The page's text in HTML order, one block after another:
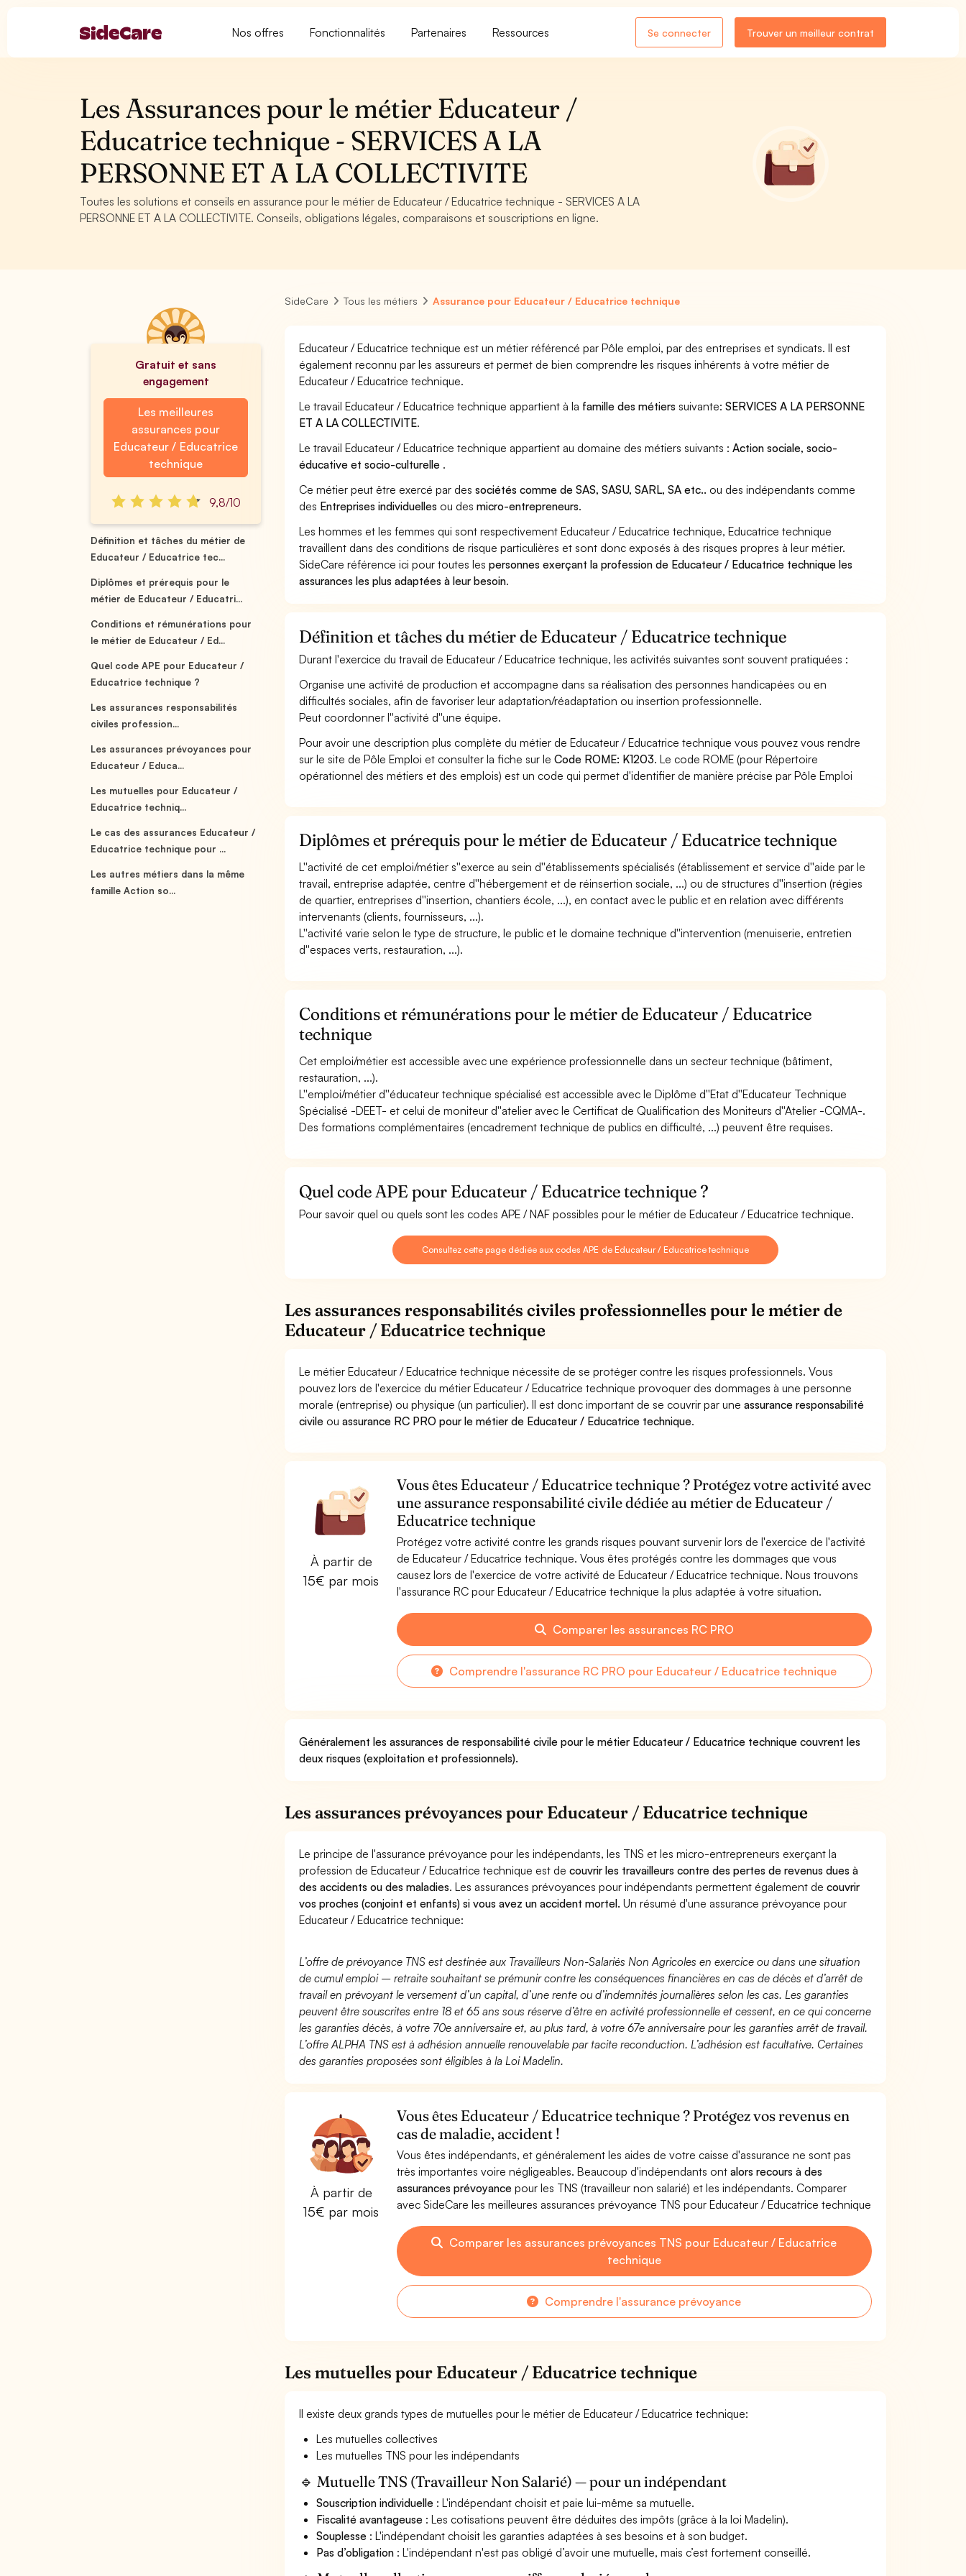
Nos offres Fonctionnalités Partenaires Ressources Se connecter Trouver un meilleur contrat
Les Assurances pour le métier Educateur /
Educatrice technique - SERVICES A LA
PERSONNE ET A LA COLLECTIVITE
Toutes les solutions et conseils en assurance pour le métier de Educateur / Educatrice technique - SERVICES A LA
PERSONNE ET A LA COLLECTIVITE. Conseils, obligations légales, comparaisons et souscriptions en ligne.
Gratuit et sans
engagement
Les meilleures
assurances pour
Educateur / Educatrice
technique
9,8/10
Définition et tâches du métier de
Educateur / Educatrice tec...
Diplômes et prérequis pour le
métier de Educateur / Educatri...
Conditions et rémunérations pour
le métier de Educateur / Ed...
Quel code APE pour Educateur /
Educatrice technique ?
Les assurances responsabilités
civiles profession...
Les assurances prévoyances pour
Educateur / Educa...
Les mutuelles pour Educateur /
Educatrice techniq...
Le cas des assurances Educateur /
Educatrice technique pour ...
Les autres métiers dans la même
famille Action so...
SideCare Tous les métiers Assurance pour Educateur / Educatrice technique
Educateur / Educatrice technique est un métier référencé par Pôle emploi, par des entreprises et syndicats. Il est
également reconnu par les assureurs et permet de bien comprendre les risques inhérents à votre métier de
Educateur / Educatrice technique.
Le travail Educateur / Educatrice technique appartient à la famille des métiers suivante:SERVICES A LA PERSONNE
ET A LA COLLECTIVITE.
Le travail Educateur / Educatrice technique appartient au domaine des métiers suivants :Action sociale, socio-
éducative et socio-culturelle .
Ce métier peut être exercé par dessociétés comme de SAS, SASU, SARL, SA etc.. ou des indépendants comme
des Entreprises individuelles ou desmicro-entrepreneurs.
Les hommes et les femmes qui sont respectivement Educateur / Educatrice technique, Educatrice technique
travaillent dans des conditions de risque particulières et sont donc exposés à des risques propres à leur métier.
SideCare référence ici pour toutes lespersonnes exerçant la profession de Educateur / Educatrice technique les
assurances les plus adaptées à leur besoin.
Définition et tâches du métier de Educateur / Educatrice technique
Durant l'exercice du travail de Educateur / Educatrice technique, les activités suivantes sont souvent pratiquées :
Organise une activité de production et accompagne dans sa réalisation des personnes handicapées ou en
difficultés sociales, afin de favoriser leur adaptation/réadaptation ou insertion professionnelle.
Peut coordonner l''activité d''une équipe.
Pour avoir une description plus complète du métier de Educateur / Educatrice technique vous pouvez vous rendre
sur le site de Pôle Emploi et consulter la fiche sur leCode ROME: K1203. Le code ROME (pour Répertoire
opérationnel des métiers et des emplois) est un code qui permet d'identifier de manière précise par Pôle Emploi
Diplômes et prérequis pour le métier de Educateur / Educatrice technique
L''activité de cet emploi/métier s''exerce au sein d''établissements spécialisés (établissement et service d''aide par le
travail, entreprise adaptée, centre d''hébergement et de réinsertion sociale, ...) ou de structures d''insertion (régies
de quartier, entreprises d''insertion, chantiers école, ...), en contact avec le public et en relation avec différents
intervenants (clients, fournisseurs, ...).
L''activité varie selon le type de structure, le public et le domaine technique d''intervention (menuiserie, entretien
d''espaces verts, restauration, ...).
Conditions et rémunérations pour le métier de Educateur / Educatrice
technique
Cet emploi/métier est accessible avec une expérience professionnelle dans un secteur technique (bâtiment,
restauration, ...).
L''emploi/métier d''éducateur technique spécialisé est accessible avec le Diplôme d''Etat d''Educateur Technique
Spécialisé -DEET- et celui de moniteur d''atelier avec le Certificat de Qualification des Moniteurs d''Atelier -CQMA-.
Des formations complémentaires (encadrement technique de publics en difficulté, ...) peuvent être requises.
Quel code APE pour Educateur / Educatrice technique ?
Pour savoir quel ou quels sont les codes APE / NAF possibles pour le métier de Educateur / Educatrice technique.
Consultez cette page dédiée aux codes APE de Educateur / Educatrice technique
Les assurances responsabilités civiles professionnelles pour le métier de
Educateur / Educatrice technique
Le métier Educateur / Educatrice technique nécessite de se protéger contre les risques professionnels. Vous
pouvez lors de l'exercice du métier Educateur / Educatrice technique provoquer des dommages à une personne
morale (entreprise) ou physique (un particulier). Il est donc important de se couvrir par uneassurance responsabilité
civile ouassurance RC PRO pour le métier de Educateur / Educatrice technique.
À partir de
15€ par mois
Vous êtes Educateur / Educatrice technique ? Protégez votre activité avec
une assurance responsabilité civile dédiée au métier de Educateur /
Educatrice technique
Protégez votre activité contre les grands risques pouvant survenir lors de l'exercice de l'activité
de Educateur / Educatrice technique. Vous êtes protégés contre les dommages que vous
causez lors de l'exercice de votre activité de Educateur / Educatrice technique. Nous trouvons
l'assurance RC pour Educateur / Educatrice technique la plus adaptée à votre situation.
Comparer les assurances RC PRO
Comprendre l'assurance RC PRO pour Educateur / Educatrice technique
Généralement les assurances de responsabilité civile pour le métier Educateur / Educatrice technique couvrent les
deux risques (exploitation et professionnels).
Les assurances prévoyances pour Educateur / Educatrice technique
Le principe de l'assurance prévoyance pour les indépendants, les TNS et les micro-entrepreneurs exerçant la
profession de Educateur / Educatrice technique est decouvrir les travailleurs contre des pertes de revenus dues à
des accidents ou des maladies. Les assurances prévoyances pour indépendants permettent également decouvrir
vos proches (conjoint et enfants) si vous avez un accident mortel. Un résumé d'une assurance prévoyance pour
Educateur / Educatrice technique:
L’offre de prévoyance TNS est destinée aux Travailleurs Non-Salariés Non Agricoles en exercice ou dans une situation
de cumul emploi – retraite souhaitant se prémunir contre les conséquences financières en cas de décès et d’arrêt de
travail en prévoyant le versement d’un capital, d’une rente ou d’indemnités journalières selon les cas. Les garanties
peuvent être souscrites entre 18 et 65 ans sous réserve d’être en activité professionnelle et cessent, en ce qui concerne
les garanties décès, à votre 70e anniversaire et, au plus tard, à votre 67e anniversaire pour les garanties arrêt de travail.
L’offre ALPHA TNS est à adhésion annuelle renouvelable par tacite reconduction. L’adhésion est facultative. Certaines
des garanties proposées sont éligibles à la Loi Madelin.
À partir de
15€ par mois
Vous êtes Educateur / Educatrice technique ? Protégez vos revenus en
cas de maladie, accident !
Vous êtes indépendants, et généralement les aides de votre caisse d'assurance ne sont pas
très importantes voire négligeables. Beaucoup d'indépendants ont alors recours à des
assurances prévoyancepour les TNS (travailleur non salarié) et les indépendants. Comparer
avec SideCare les meilleures assurances prévoyance TNS pour Educateur / Educatrice technique
Comparer les assurances prévoyances TNS pour Educateur / Educatrice
technique
Comprendre l'assurance prévoyance
Les mutuelles pour Educateur / Educatrice technique
Il existe deux grands types de mutuelles pour le métier de Educateur / Educatrice technique:
Les mutuelles collectives
Les mutuelles TNS pour les indépendants
🔹 Mutuelle TNS (Travailleur Non Salarié) — pour un indépendant
Souscription individuelle : L'indépendant choisit et paie lui-même sa mutuelle.
Fiscalité avantageuse : Les cotisations peuvent être déduites des impôts (grâce à la loi Madelin).
Souplesse : L'indépendant choisit les garanties adaptées à ses besoins et à son budget.
Pas d’obligation : L'indépendant n'est pas obligé d’avoir une mutuelle, mais c’est fortement conseillé.